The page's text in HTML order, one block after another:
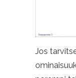
Jos